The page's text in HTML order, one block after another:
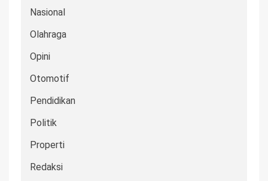
Nasional
Olahraga
Opini
Otomotif
Pendidikan
Politik
Properti
Redaksi